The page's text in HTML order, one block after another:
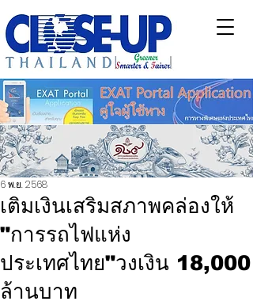
เติมเงินเสริมสภาพคล่องให้
"การรถไฟแห่ง
ประเทศไทย"วงเงิน 18,000
ล้านบาท
6 พ.ย. 2568